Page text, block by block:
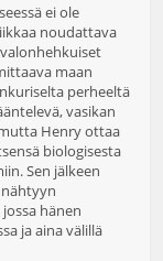
ei ole
noudattava
maan
perheeltä
vasikan
Henry ottaa
biologisesta
Sen jälkeen
hänen
ja aina välillä